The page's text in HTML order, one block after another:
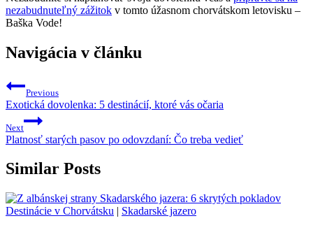
nezabudnuteľný zážitok v tomto úžasnom chorvátskom letovisku –
Baška Vode!
Navigácia v článku
Previous
Exotická dovolenka: 5 destinácií, ktoré vás očaria
Next
Platnosť starých pasov po odovzdaní: Čo treba vedieť
Similar Posts
Destinácie v Chorvátsku | Skadarské jazero